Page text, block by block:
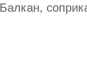
Балкан,